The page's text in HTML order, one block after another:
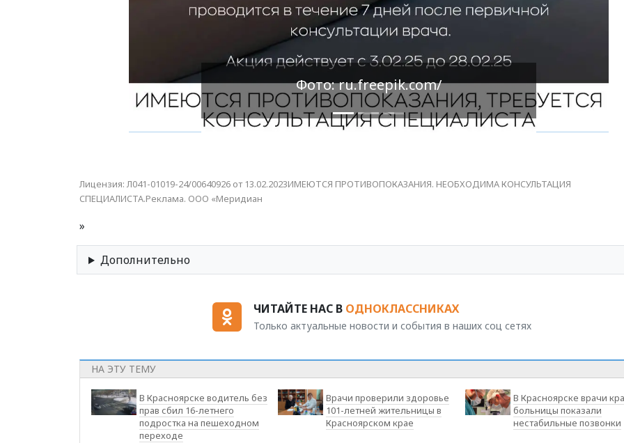
Фото: Жук Станислав
Лицензия: Л041-01019-24/00640926 от 13.02.2023ИМЕЮТСЯ ПРОТИВОПОКАЗАНИЯ. НЕОБХОДИМА КОНСУЛЬТАЦИЯ
СПЕЦИАЛИСТА.Реклама. ООО «Меридиан
»
Дополнительно
ЧИТАЙТЕ НАС В ОДНОКЛАССНИКАХ
Только актуальные новости и события в наших соц сетях
НА ЭТУ ТЕМУ
В Красноярске водитель без
прав сбил 16-летнего
подростка на пешеходном
переходе
Врачи проверили здоровье
101-летней жительницы в
Красноярском крае
В Красноярске врачи
больницы показали
нестабильные позвонки